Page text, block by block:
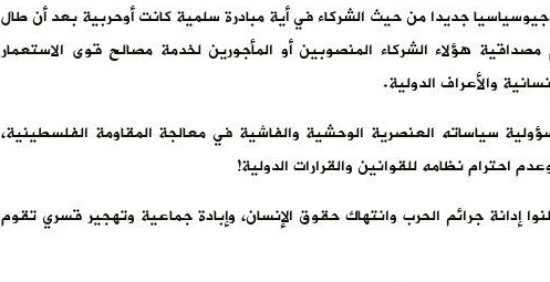
جديدا من حيث الشركاء في أية مبادرة سلمية كانت أوحربية بعد أن طال
هؤلاء الشركاء المنصوبين أو المأجورين لخدمة مصالح قوى الاستعمار
والأعراف الدولية.
سياساته العنصرية الوحشية والفاشية في معالجة المقاومة الفلسطينية،
احترام نظامه للقوانين والقرارات الدولية!
إدانة جرائم الحرب وانتهاك حقوق الإنسان، وإبادة جماعية وتهجير قسري تقوم